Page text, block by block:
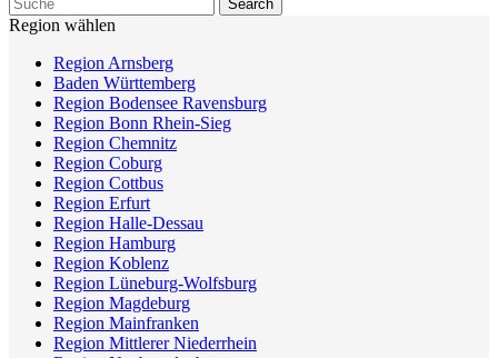
Region wählen
Region Arnsberg
Baden Württemberg
Region Bodensee Ravensburg
Region Bonn Rhein-Sieg
Region Chemnitz
Region Coburg
Region Cottbus
Region Erfurt
Region Halle-Dessau
Region Hamburg
Region Koblenz
Region Lüneburg-Wolfsburg
Region Magdeburg
Region Mainfranken
Region Mittlerer Niederrhein